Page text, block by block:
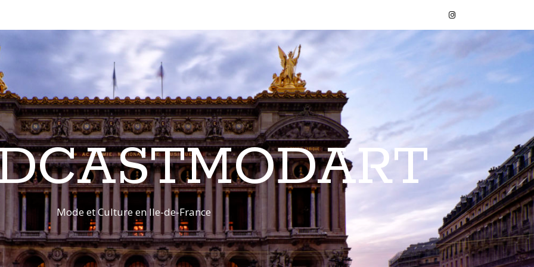
Mode et Culture en Ile-de-France